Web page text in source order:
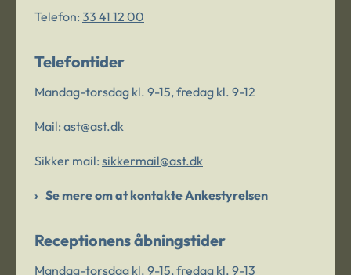
Telefon: 33 41 12 00
Telefontider
Mandag-torsdag kl. 9-15, fredag kl. 9-12
Mail: ast@ast.dk
Sikker mail: sikkermail@ast.dk
Se mere om at kontakte Ankestyrelsen
Receptionens åbningstider
Mandag-torsdag kl. 9-15, fredag kl. 9-13